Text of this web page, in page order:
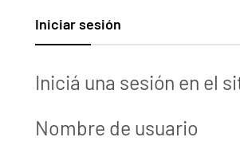
Iniciar sesión
Iniciá una sesión en el
Nombre de usuario